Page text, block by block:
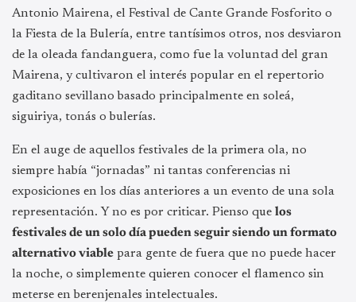
Antonio Mairena, el Festival de Cante Grande Fosforito o
la Fiesta de la Bulería, entre tantísimos otros, nos desviaron
de la oleada fandanguera, como fue la voluntad del gran
Mairena, y cultivaron el interés popular en el repertorio
gaditano sevillano basado principalmente en soleá,
siguiriya, tonás o bulerías.
En el auge de aquellos festivales de la primera ola, no
siempre había “jornadas” ni tantas conferencias ni
exposiciones en los días anteriores a un evento de una sola
representación. Y no es por criticar. Pienso que los
festivales de un solo día pueden seguir siendo un formato
alternativo viable para gente de fuera que no puede hacer
la noche, o simplemente quieren conocer el flamenco sin
meterse en berenjenales intelectuales.